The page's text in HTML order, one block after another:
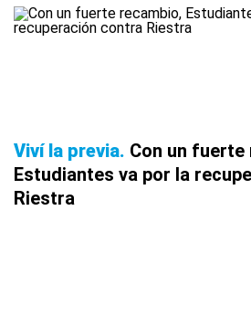
Viví la previa Con un fuerte
Estudiantes va por la
Riestra